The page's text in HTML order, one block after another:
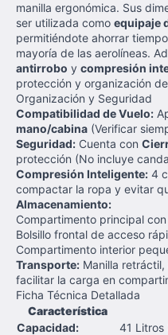
manilla ergonómica. Sus
ser utilizada como equipaje
permitiéndote ahorrar
mayoría de las aerolíneas.
antirrobo y compresión
protección y organización
Organización y Seguridad
Compatibilidad de Vuelo:
mano/cabina (Verificar
Seguridad: Cuenta con
protección (No incluye
Compresión Inteligente: 4
compactar la ropa y evitar
Almacenamiento:
Compartimento principal
Bolsillo frontal de acceso
Compartimento interior
Transporte: Manilla
facilitar la carga en
Ficha Técnica Detallada
Característica
Capacidad:
41 Litros